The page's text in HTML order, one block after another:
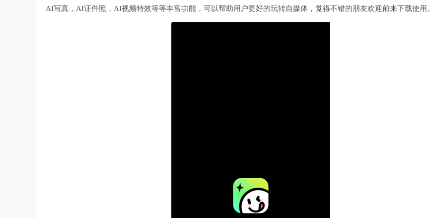
AI写真，AI证件照，AI视频特效等等丰富功能，可以帮助用户更好的玩转自媒体，觉得不错的朋友欢迎前来下载使用。